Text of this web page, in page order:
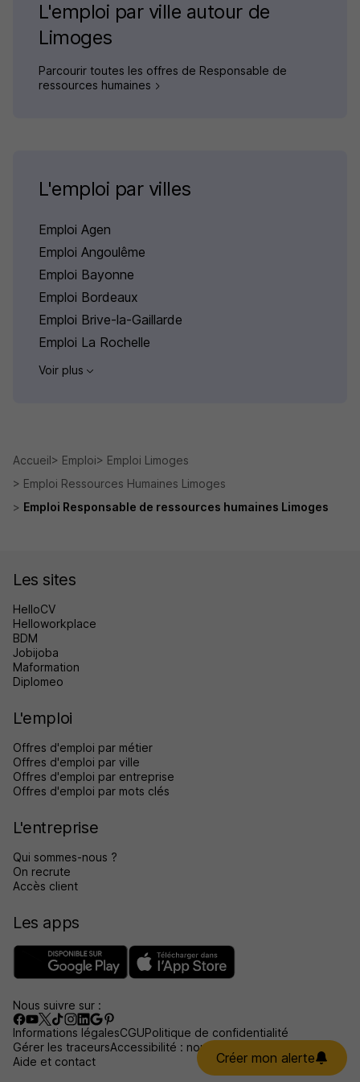
Créer mon alerte
L'emploi par ville autour de
Limoges
Parcourir toutes les offres de Responsable de
ressources humaines
L'emploi par villes
Emploi Agen
Emploi Angoulême
Emploi Bayonne
Emploi Bordeaux
Emploi Brive-la-Gaillarde
Emploi La Rochelle
Voir plus
Accueil Emploi
Emploi Limoges
Emploi Ressources Humaines Limoges
Emploi Responsable de ressources humaines Limoges
Les sites
HelloCV
Helloworkplace
BDM
Jobijoba
Maformation
Diplomeo
L'emploi
Offres d'emploi par métier
Offres d'emploi par ville
Offres d'emploi par entreprise
Offres d'emploi par mots clés
L'entreprise
Qui sommes-nous ?
On recrute
Accès client
Les apps
Nous suivre sur :
Informations légalesCGUPolitique de confidentialité
Gérer les traceursAccessibilité : non conforme
Aide et contact